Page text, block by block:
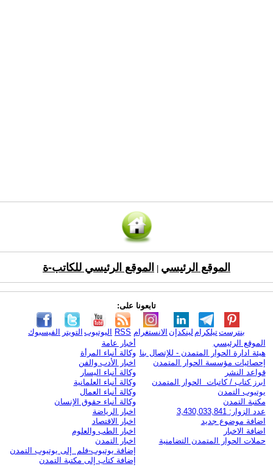
الموقع الرئيسي الموقع الرئيسي للكاتب-ة
تابعونا على:
الفيسبوك التويتر اليوتيوب RSS الانستغرام لينكدإن تيلكرامبنترست
الموقع الرئيسي
هيئة ادارة الحوار المتمدن - للإتصال بنا
إحصائيات مؤسسة الحوار المتمدن
قواعد النشر
ابرز كتاب / كاتبات الحوار المتمدن
يوتيوب التمدن
مكتبة التمدن
عدد الزوار: 3,430,033,841
اضافة موضوع جديد
اضافة الاخبار
حملات الحوار المتمدن التضامنية
أخبار عامة
وكالة أنباء المرأة
اخبار الأدب والفن
وكالة أنباء اليسار
وكالة أنباء العلمانية
وكالة أنباء العمال
وكالة أنباء حقوق الإنسان
اخبار الرياضة
اخبار الاقتصاد
اخبار الطب والعلوم
اخبار التمدن
إضافة يوتيوب-فلم إلى يوتيوب التمدن
إضافة كتاب إلى مكتبة التمدن